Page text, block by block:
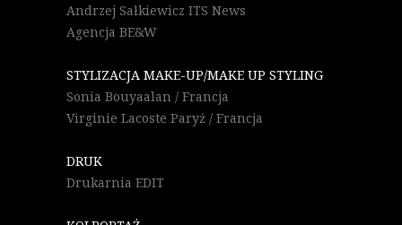
Andrzej Sałkiewicz ITS News
Agencja BE&W
STYLIZACJA MAKE-UP/MAKE UP STYLING
Sonia Bouyaalan / Francja
Virginie Lacoste Paryż / Francja
DRUK
Drukarnia EDIT